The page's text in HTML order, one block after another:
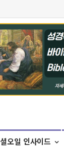
오일 인사이드